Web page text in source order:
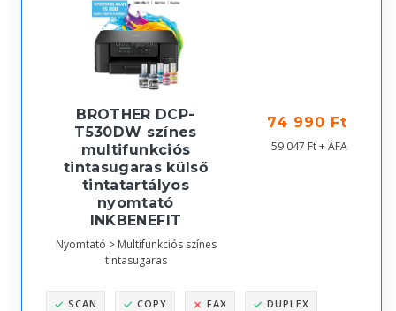
BROTHER DCP-
T530DW színes
multifunkciós
tintasugaras külső
tintatartályos
nyomtató
INKBENEFIT
Nyomtató > Multifunkciós színes
tintasugaras
74 990 Ft
59 047 Ft + ÁFA
SCAN COPY FAX DUPLEX